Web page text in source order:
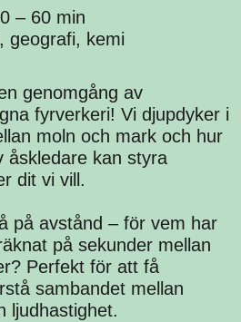
– 60 min
geografi, kemi
genomgång av
fyrverkeri! Vi djupdyker i
moln och mark och hur
åskledare kan styra
dit vi vill.
på avstånd – för vem har
på sekunder mellan
Perfekt för att få
sambandet mellan
ljudhastighet.